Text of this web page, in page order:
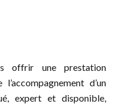
offrir une prestation
d’un
expert et disponible,